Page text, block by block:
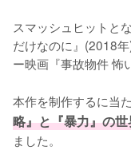
スマッシュヒットと
だけなのに』(2018
ー映画『事故物件 怖
本作を制作するに当
略』と『暴力』の
ました。